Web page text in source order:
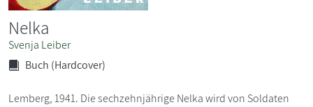
Nelka
Svenja Leiber
Buch (Hardcover)
Lemberg, 1941. Die sechzehnjährige Nelka wird von Soldaten